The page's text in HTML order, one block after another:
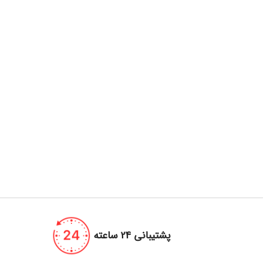
پشتیبانی 24 ساعته